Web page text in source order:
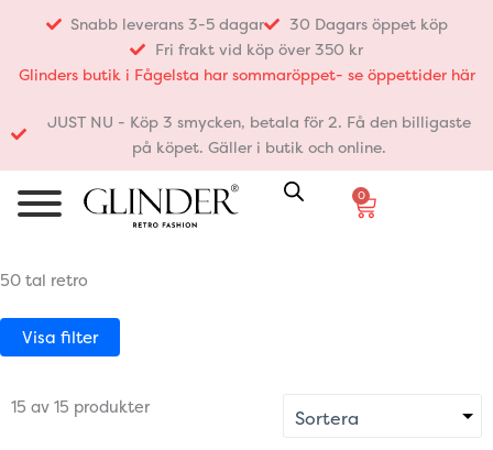
innehåll
Snabb leverans 3-5 dagar
30 Dagars öppet köp
Fri frakt vid köp över 350 kr
Glinders butik i Fågelsta har sommaröppet- se öppettider här
JUST NU - Köp 3 smycken, betala för 2. Få den billigaste
på köpet. Gäller i butik och online.
0
Varukorg
50 tal retro
Visa filter
15 av 15 produkter